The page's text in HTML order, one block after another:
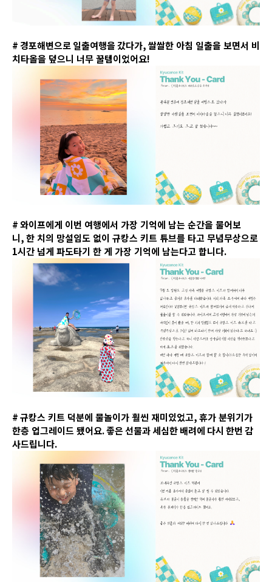
# 경포해변으로 일출여행을 갔다가,쌀쌀한 아침 일출을 보면서 비
치타올을 덮으니 너무 꿀템이었어요!
#와이프에게 이번 여행에서 가장 기억에 남는 순간을 물어보
니,한 치의 망설임도 없이 규캉스 키트 튜브를 타고 무념무상으로
1시간 넘게 파도타기 한 게 가장 기억에 남는다고 합니다.
#규캉스 키트 덕분에 물놀이가 훨씬 재미있었고,휴가 분위기가
한층 업그레이드 됐어요. 좋은 선물과 세심한 배려에 다시 한번 감
사드립니다.